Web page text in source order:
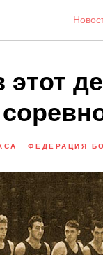
этот
ФЕДЕРАЦИЯ